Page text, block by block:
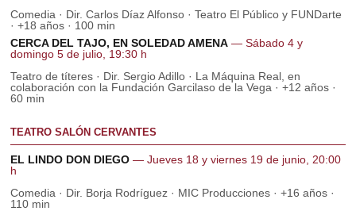
Comedia · Dir. Carlos Díaz Alfonso · Teatro El Público y FUNDarte
· +18 años · 100 min
CERCA DEL TAJO, EN SOLEDAD AMENA — Sábado 4 y
domingo 5 de julio, 19:30 h
Teatro de títeres · Dir. Sergio Adillo · La Máquina Real, en
colaboración con la Fundación Garcilaso de la Vega · +12 años ·
60 min
TEATRO SALÓN CERVANTES
EL LINDO DON DIEGO — Jueves 18 y viernes 19 de junio, 20:00
h
Comedia · Dir. Borja Rodríguez · MIC Producciones · +16 años ·
110 min